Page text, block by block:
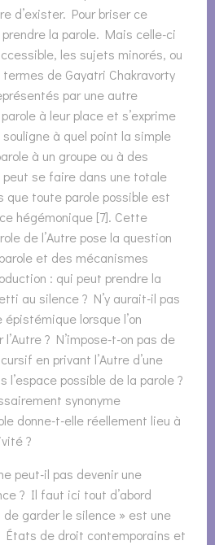
d’exister. Pour briser ce
la parole. Mais celle-ci
les sujets minorés, ou
de Gayatri Chakravorty
par une autre
à leur place et s’exprime
à quel point la simple
à un groupe ou à des
peut se faire dans une totale
que toute parole possible est
hégémonique [7]. Cette
de l’Autre pose la question
et des mécanismes
: qui peut prendre la
au silence ? N’y aurait-il pas
lorsque l’on
? N’impose-t-on pas de
en privant l’Autre d’une
l’espace possible de la parole ?
synonyme
donne-t-elle réellement lieu à
?
peut-il pas devenir une
? Il faut ici tout d’abord
garder le silence » est une
États de droit contemporains et